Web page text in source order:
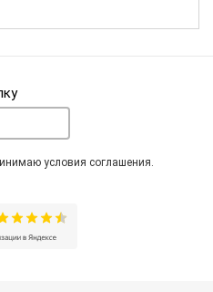
условия соглашения.